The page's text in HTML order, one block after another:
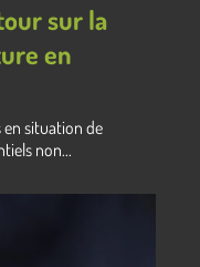
sur la
en
en situation de
non...